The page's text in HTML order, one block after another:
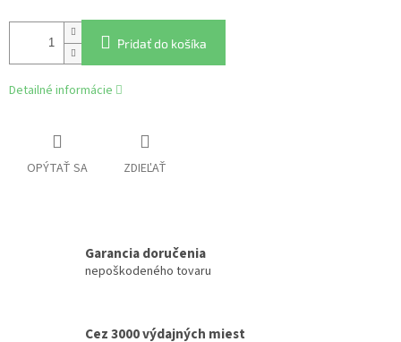
Pridať do košíka
Detailné informácie
OPÝTAŤ SA ZDIEĽAŤ
Garancia doručenia
nepoškodeného tovaru
Cez 3000 výdajných miest